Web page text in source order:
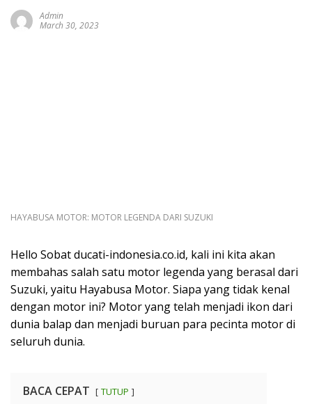
Admin
March 30, 2023
HAYABUSA MOTOR: MOTOR LEGENDA DARI SUZUKI
Hello Sobat ducati-indonesia.co.id, kali ini kita akan
membahas salah satu motor legenda yang berasal dari
Suzuki, yaitu Hayabusa Motor. Siapa yang tidak kenal
dengan motor ini? Motor yang telah menjadi ikon dari
dunia balap dan menjadi buruan para pecinta motor di
seluruh dunia.
BACA CEPAT TUTUP